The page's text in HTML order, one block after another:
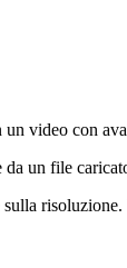
video con
un file